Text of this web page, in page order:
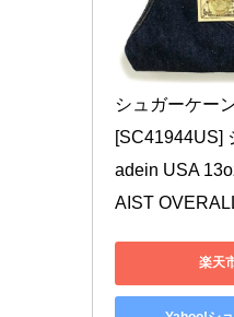
シュガーケー
[SC41944US]
adein USA
AIST
楽天